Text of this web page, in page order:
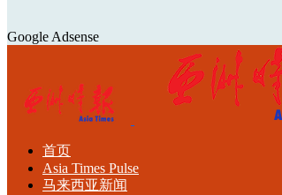
Google Adsense
首页
Asia Times Pulse
马来西亚新闻